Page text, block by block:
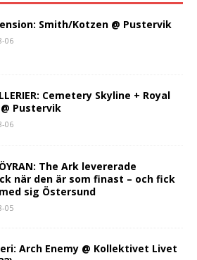
Smith/Kotzen @ Pustervik
06
Cemetery Skyline + Royal
Pustervik
06
The Ark levererade
när den är som finast – och fick
sig Östersund
05
Arch Enemy @ Kollektivet Livet